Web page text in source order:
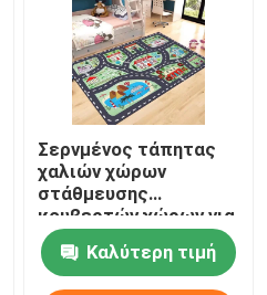
Σερνμένος τάπητας
χαλιών χώρων
στάθμευσης
κουβερτών χώρων για
παιχνίδη παιδιών
παιδικών σταθμών
βελούδου κρυστάλλου
Καλύτερη τιμή